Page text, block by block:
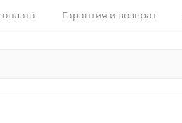
Гарантия и возврат